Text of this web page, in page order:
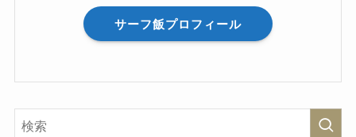
サーフ飯プロフィール